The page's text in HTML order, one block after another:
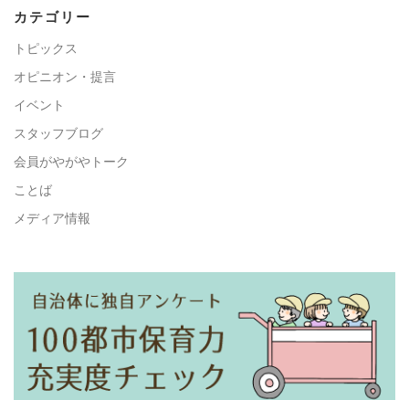
カテゴリー
トピックス
オピニオン・提言
イベント
スタッフブログ
会員がやがやトーク
ことば
メディア情報